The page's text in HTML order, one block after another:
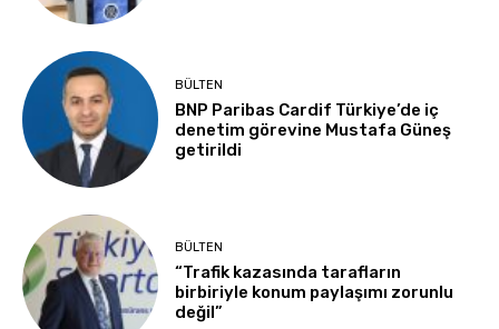
BÜLTEN
BNP Paribas Cardif Türkiye’de iç
denetim görevine Mustafa Güneş
getirildi
BÜLTEN
“Trafik kazasında tarafların
birbiriyle konum paylaşımı zorunlu
değil”